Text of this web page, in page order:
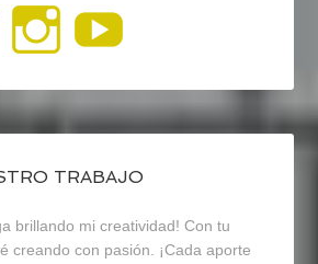
Ver
perfil
de
recursosep
en
Ver
perfil
de
recursosep
en
TRABAJO
brillando mi creatividad! Con tu
creando con pasión. ¡Cada aporte